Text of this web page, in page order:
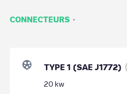
CONNECTEURS ·
TYPE 1 (SAE J1772)
20 kw